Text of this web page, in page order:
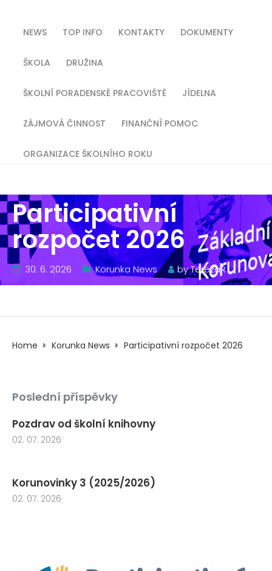
NEWS TOP INFO KONTAKTY DOKUMENTY
ŠKOLA DRUŽINA
ŠKOLNÍ PORADENSKÉ PRACOVIŠTĚ JÍDELNA
ZÁJMOVÁ ČINNOST FINANČNÍ POMOC
ORGANIZACE ŠKOLNÍHO ROKU
Participativní
rozpočet 2026
30. 6. 2026 Korunka News byTerezaR
Home Korunka News Participativní rozpočet 2026
Poslední příspěvky
Pozdrav od školní knihovny
02. 07. 2026
Korunovinky 3 (2025/2026)
02. 07. 2026